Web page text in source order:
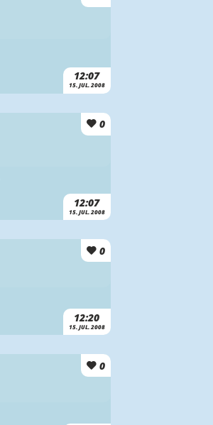
12:07
15. JUL. 2008
0
12:07
15. JUL. 2008
0
12:20
15. JUL. 2008
0